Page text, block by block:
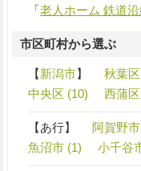
「老人ホーム 鉄道
市区町村から選ぶ
【新潟市】 秋葉
中央区 (10)
西蒲
【あ行】 阿賀野
魚沼市 (1)
小千谷